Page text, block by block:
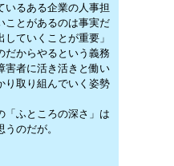
るある企業の人事担
ことがあるのは事実だ
ていくことが重要」
だからやるという義務
害者に活き活きと働い
り取り組んでいく姿勢
ふところの深さ」は
のだが。